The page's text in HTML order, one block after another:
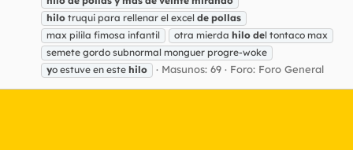
hilo truqui para rellenar el excel de pollas
max pilila fimosa infantil
otra mierda hilo del tontaco max
semete gordo subnormal monguer progre-woke
yo estuve en este hilo Masunos: 69 Foro: Foro General